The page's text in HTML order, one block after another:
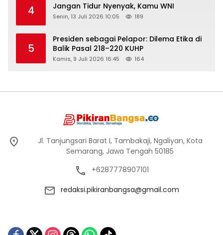
4 Jangan Tidur Nyenyak, Kamu WNI
Senin, 13 Juli 2026 10:05 189
5
Presiden sebagai Pelapor: Dilema Etika di
Balik Pasal 218–220 KUHP
Kamis, 9 Juli 2026 16:45 164
Jl. Tanjungsari Barat I, Tambakaji, Ngaliyan, Kota
Semarang, Jawa Tengah 50185
+6287778907101
redaksi.pikiranbangsa@gmail.com